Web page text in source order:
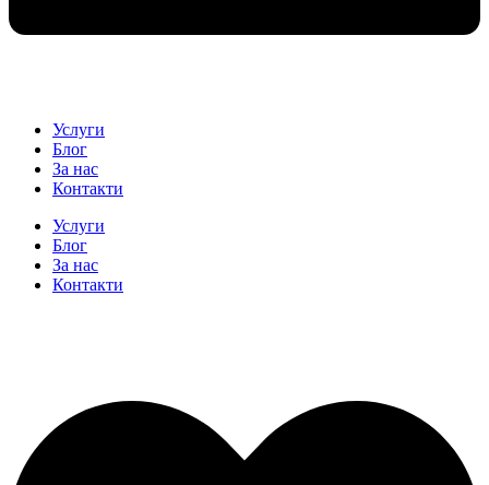
Услуги
Блог
За нас
Контакти
Услуги
Блог
За нас
Контакти